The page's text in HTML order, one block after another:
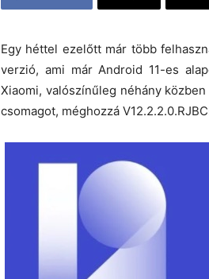
Egy héttel ezelőtt már több
verzió, ami már Android 11-es
Xiaomi, valószínűleg néhány
csomagot, méghozzá